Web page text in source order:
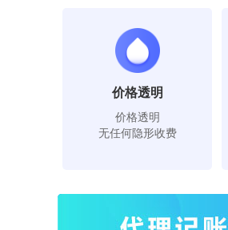
价格透明
价格透明
无任何隐形收费